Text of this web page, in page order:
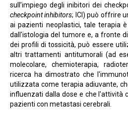
sull’impiego degli inibitori dei
checkpoint inhibitors; ICI) può offrire
ai pazienti neoplastici, tale terapia
dall'istologia del tumore e, a fronte
dei profili di tossicità, può essere
altri trattamenti antitumorali (ad
molecolare, chemioterapia,
ricerca ha dimostrato che
utilizzata come terapia adiuvante,
influenzati dalla dose e che l'attività
pazienti con metastasi cerebrali.